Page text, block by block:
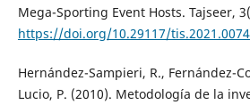
Mega-Sporting Event Hosts. Tajseer,
https://doi.org/10.29117/tis.2021.0074
Hernández-Sampieri, R., Fernández-
Lucio, P. (2010). Metodología de la